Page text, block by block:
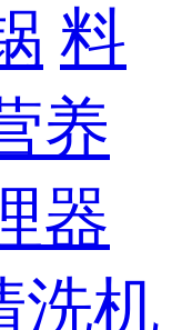
料
养
器
洗机